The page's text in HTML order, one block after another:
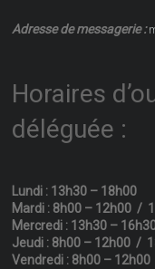
Adresse de messagerie :
Horaires
déléguée :
Lundi : 13h30 – 18h00
Mardi : 8h00 – 12h00 /
Mercredi : 13h30 –
Jeudi : 8h00 – 12h00 /
Vendredi : 8h00 –